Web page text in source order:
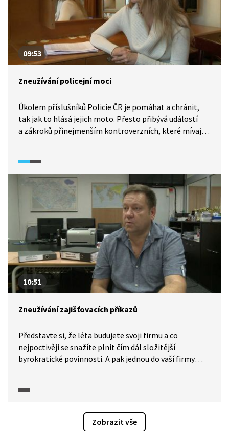
09:53
Zneužívání policejní moci
Úkolem příslušníků Policie ČR je pomáhat a chránit,
tak jak to hlásá jejich moto. Přesto přibývá událostí
a zákroků přinejmenším kontroverzních, které mívají
i systém, který případná pochybení bagatelizuje. Svou
zkušenost s neadekvátním chováním policistů má
i muž, který byl násilím zpacifikován kvůli přecházení
na červenou, a žena, kterou v podstatě bezdůvodně
vystavili na služebně ponižujícímu a protiprávnímu
zacházení.
10:51
Zneužívání zajišťovacích příkazů
Představte si, že léta budujete svoji firmu a co
nejpoctivěji se snažíte plnit čím dál složitější
byrokratické povinnosti. A pak jednou do vaší firmy
vám nezbyde vůbec nic, jen pocit bezpráví a bezmoci.
Myslíte, že něco takového dnes není možné? Vítejte
Zobrazit vše